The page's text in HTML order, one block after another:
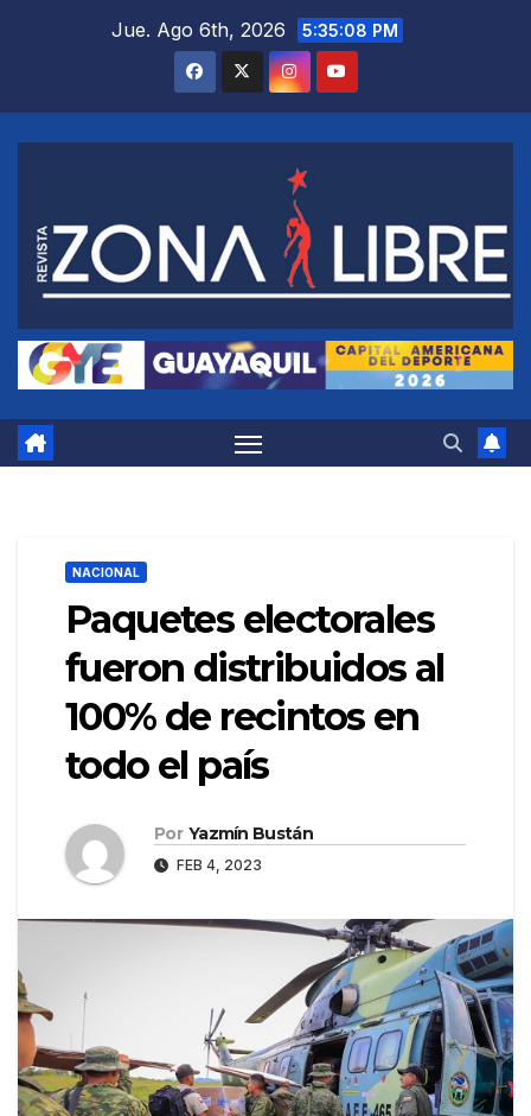
Jue. Ago 6th, 2026 5:35:09 PM
NACIONAL
Paquetes electorales
fueron distribuidos al
100% de recintos en
todo el país
Por Yazmín Bustán
FEB 4, 2023